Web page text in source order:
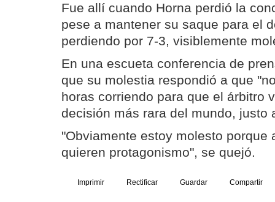
Fue allí cuando Horna perdió la
pese a mantener su saque para el
perdiendo por 7-3, visiblemente
En una escueta conferencia de
que su molestia respondió a que
horas corriendo para que el árbitro
decisión más rara del mundo, justo
"Obviamente estoy molesto porque
quieren protagonismo", se quejó.
Imprimir Rectificar Guardar Compartir